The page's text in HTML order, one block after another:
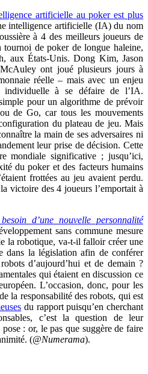
artificielle au poker est plus
intelligence artificielle (IA) du nom
à 4 des meilleurs joueurs de
tournoi de poker de longue haleine,
aux États-Unis. Dong Kim, Jason
ont joué plusieurs jours à
réelle – mais avec un enjeu
individuelle à se défaire de l’IA.
pour un algorithme de prévoir
de Go, car tous les mouvements
du plateau de jeu. Mais
la main de ses adversaires ni
leur prise de décision. Cette
mondiale significative ; jusqu’ici,
du poker et des facteurs humains
frottées au jeu avaient perdu.
victoire des 4 joueurs l’emportait à
d’une nouvelle personnalité
sans commune mesure
la robotique, va-t-il falloir créer une
dans la législation afin de conférer
d’aujourd’hui et de demain ?
qui étaient en discussion ce
L’occasion, donc, pour les
la responsabilité des robots, qui est
du rapport puisqu’en cherchant
c’est la question de leur
: or, le pas que suggère de faire
(@Numerama).